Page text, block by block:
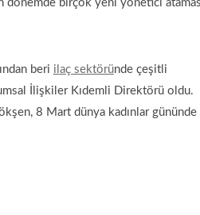
dönemde birçok yeni yönetici
beri ilaç sektöründe çeşitli
İlişkiler Kıdemli Direktörü oldu.
8 Mart dünya kadınlar gününde